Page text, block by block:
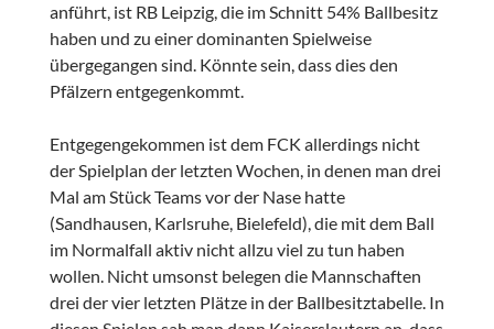
anführt, ist RB Leipzig, die im Schnitt 54% Ballbesitz
haben und zu einer dominanten Spielweise
übergegangen sind. Könnte sein, dass dies den
Pfälzern entgegenkommt.
Entgegengekommen ist dem FCK allerdings nicht
der Spielplan der letzten Wochen, in denen man drei
Mal am Stück Teams vor der Nase hatte
(Sandhausen, Karlsruhe, Bielefeld), die mit dem Ball
im Normalfall aktiv nicht allzu viel zu tun haben
wollen. Nicht umsonst belegen die Mannschaften
drei der vier letzten Plätze in der Ballbesitztabelle. In